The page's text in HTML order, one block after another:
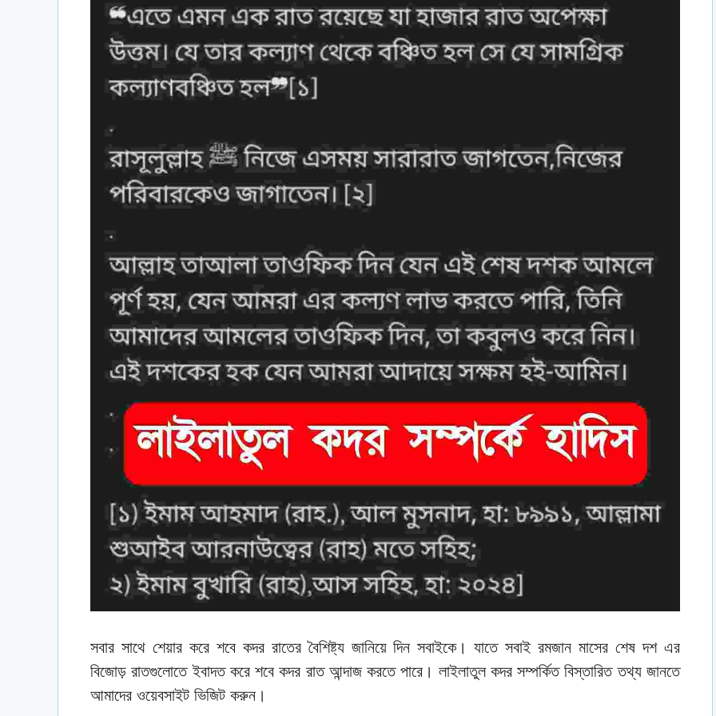
সবার সাথে শেয়ার করে শবে কদর রাতের বৈশিষ্ট্য জানিয়ে দিন সবাইকে। যাতে সবাই রমজান মাসের শেষ দশ এর
বিজোড় রাতগুলোতে ইবাদত করে শবে কদর রাত আন্দাজ করতে পারে। লাইলাতুল কদর সম্পর্কিত বিস্তারিত তথ্য জানতে
আমাদের ওয়েবসাইট ভিজিট করুন।